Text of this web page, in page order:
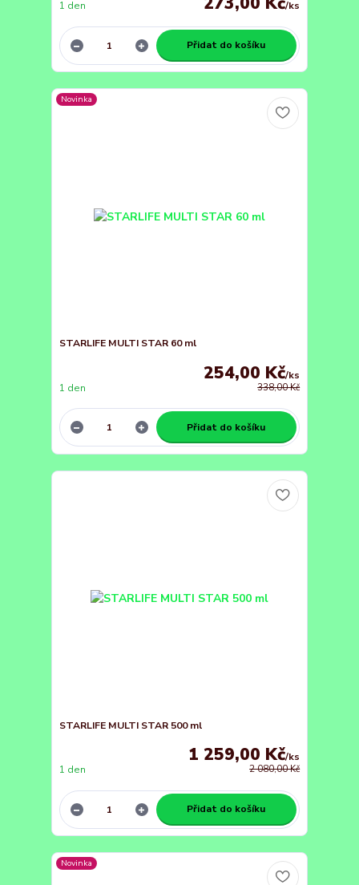
/ks
1 den
Přidat do košíku
Novinka
STARLIFE MULTI STAR 60 ml
338,00 Kč
254,00 Kč/ks
1 den
Přidat do košíku
STARLIFE MULTI STAR 500 ml
2 080,00 Kč
1 259,00 Kč/ks
1 den
Přidat do košíku
Novinka